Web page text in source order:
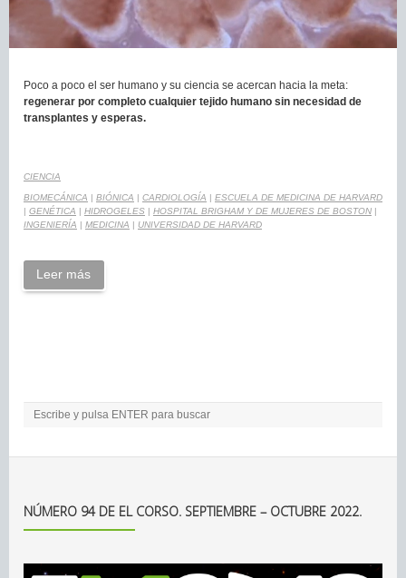
Poco a poco el ser humano y su ciencia se acercan hacia la meta:
regenerar por completo cualquier tejido humano sin necesidad de
transplantes y esperas.
CIENCIA
BIOMECÁNICA | BIÓNICA | CARDIOLOGÍA | ESCUELA DE MEDICINA DE HARVARD
| GENÉTICA | HIDROGELES | HOSPITAL BRIGHAM Y DE MUJERES DE BOSTON |
INGENIERÍA | MEDICINA | UNIVERSIDAD DE HARVARD
Leer más
NÚMERO 94 DE EL CORSO. SEPTIEMBRE – OCTUBRE 2022.